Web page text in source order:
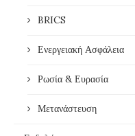
BRICS
Ενεργειακή Ασφάλεια
Ρωσία & Ευρασία
Μετανάστευση